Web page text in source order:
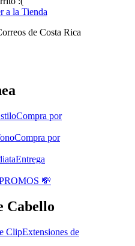
a la Tienda
de Costa Rica
Compra por
Compra por
Entrega
💸
Cabello
Extensiones de